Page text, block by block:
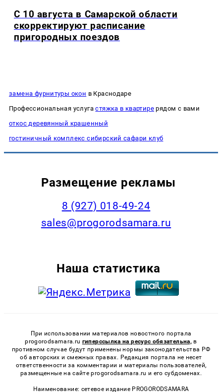
С 10 августа в Самарской области
скорректируют расписание
пригородных поездов
замена фурнитуры окон в Краснодаре
Профессиональная услугастяжка в квартире рядом с вами
откос деревянный крашенный
гостиничный комплекс сибирский сафари клуб
Размещение рекламы
8 (927) 018-49-24
sales@progorodsamara.ru
Наша статистика
При использовании материалов новостного портала
progorodsamara.ru гиперссылка на ресурс обязательна, в
противном случае будут применены нормы законодательства РФ
об авторских и смежных правах. Редакция портала не несет
ответственности за комментарии и материалы пользователей,
размещенные на сайте progorodsamara.ru и его субдоменах.
Наименование: сетевое издание PROGORODSAMARA